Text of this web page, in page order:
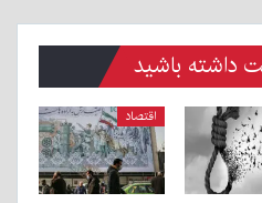
باشید
اقتصاد